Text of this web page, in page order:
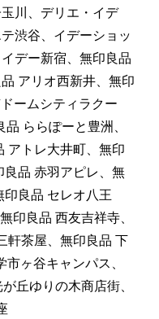
川、デリエ・イデ
渋谷、イデーショッ
デー新宿、無印良品
アリオ西新井、無印
ームシティラクー
ららぽーと豊洲、
アトレ大井町、無印
品 赤羽アピレ、無
良品 セレオ八王
印良品 西友吉祥寺、
軒茶屋、無印良品 下
ヶ谷キャンパス、
丘ゆりの木商店街、